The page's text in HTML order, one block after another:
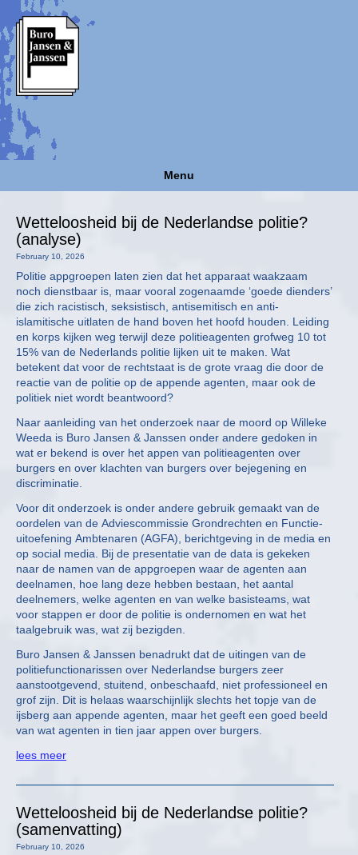
Menu
Wetteloosheid bij de Nederlandse politie?
(analyse)
February 10, 2026
Politie appgroepen laten zien dat het apparaat waakzaam
noch dienstbaar is, maar vooral zogenaamde ‘goede dienders’
die zich racistisch, seksistisch, antisemitisch en anti-
islamitische uitlaten de hand boven het hoofd houden. Leiding
en korps kijken weg terwijl deze politieagenten grofweg 10 tot
15% van de Nederlands politie lijken uit te maken. Wat
betekent dat voor de rechtstaat is de grote vraag die door de
reactie van de politie op de appende agenten, maar ook de
politiek niet wordt beantwoord?
Naar aanleiding van het onderzoek naar de moord op Willeke
Weeda is Buro Jansen & Janssen onder andere gedoken in
wat er bekend is over het appen van politieagenten over
burgers en over klachten van burgers over bejegening en
discriminatie.
Voor dit onderzoek is onder andere gebruik gemaakt van de
oordelen van de Adviescommissie Grondrechten en Functie-
uitoefening Ambtenaren (AGFA), berichtgeving in de media en
op social media. Bij de presentatie van de data is gekeken
naar de namen van de appgroepen waar de agenten aan
deelnamen, hoe lang deze hebben bestaan, het aantal
deelnemers, welke agenten en van welke basisteams, wat
voor stappen er door de politie is ondernomen en wat het
taalgebruik was, wat zij bezigden.
Buro Jansen & Janssen benadrukt dat de uitingen van de
politiefunctionarissen over Nederlandse burgers zeer
aanstootgevend, stuitend, onbeschaafd, niet professioneel en
grof zijn. Dit is helaas waarschijnlijk slechts het topje van de
ijsberg aan appende agenten, maar het geeft een goed beeld
van wat agenten in tien jaar appen over burgers.
lees meer
Wetteloosheid bij de Nederlandse politie?
(samenvatting)
February 10, 2026